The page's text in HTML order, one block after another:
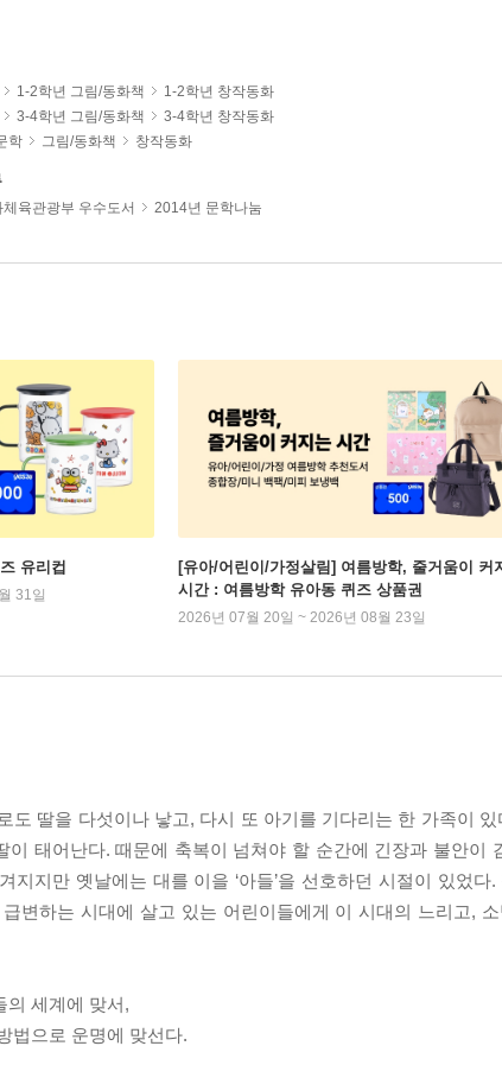
1-2학년 그림/동화책
1-2학년 창작동화
3-4학년 그림/동화책
3-4학년 창작동화
학 그림/동화책 창작동화
육관광부 우수도서 2014년 문학나눔
유리컵
31일
[유아/어린이/가정살림] 여름방학, 줄거움이 커
시간 : 여름방학 유아동 퀴즈 상품권
2026년 07월 20일 ~ 2026년 08월 23일
도 딸을 다섯이나 낳고, 다시 또 아기를 기다리는 한 가족이
이 태어난다. 때문에 축복이 넘쳐야 할 순간에 긴장과 불안이
지지만 옛날에는 대를 이을 ‘아들’을 선호하던 시절이 있었
변하는 시대에 살고 있는 어린이들에게 이 시대의 느리고,
의 세계에 맞서,
법으로 운명에 맞선다.